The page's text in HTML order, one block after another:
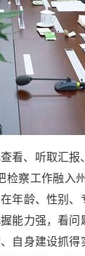
看、听取汇
察工作融
年龄、性别
力强，看
自身建设抓